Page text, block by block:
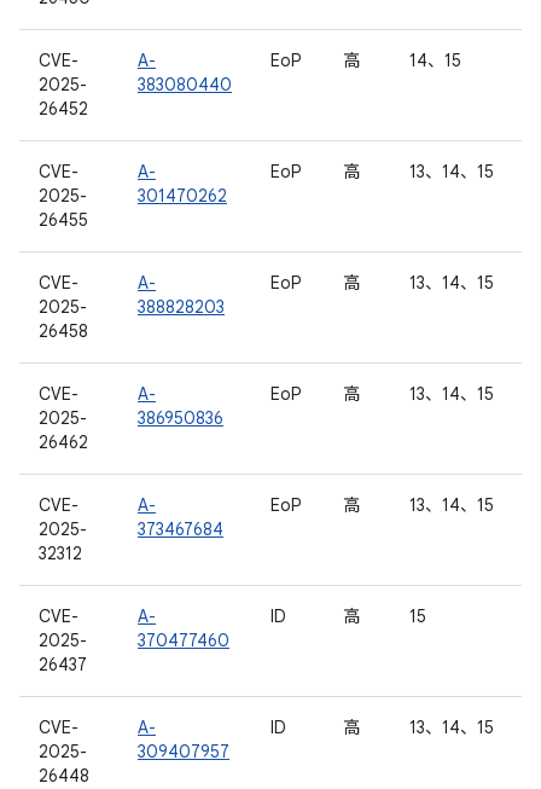
CVE-
2025-
26452
A-
383080440
EoP 高 14、15
CVE-
2025-
26455
A-
301470262
EoP 高 13、14、15
CVE-
2025-
26458
A-
388828203
EoP 高 13、14、15
CVE-
2025-
26462
A-
386950836
EoP 高 13、14、15
CVE-
2025-
32312
A-
373467684
EoP 高 13、14、15
CVE-
2025-
26437
A-
370477460
ID 高 15
CVE-
2025-
26448
A-
309407957
ID 高 13、14、15